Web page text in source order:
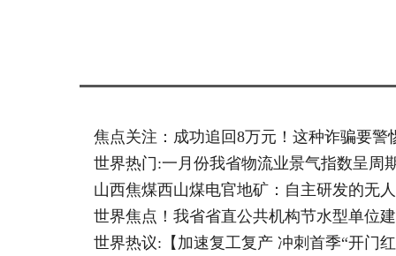
焦点关注：成功追回8万元！这种诈骗要警
世界热门:一月份我省物流业景气指数呈周
山西焦煤西山煤电官地矿：自主研发的无
世界焦点！我省省直公共机构节水型单位
世界热议:【加速复工复产 冲刺首季“开门